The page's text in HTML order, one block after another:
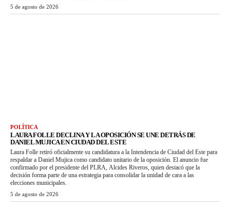
5 de agosto de 2026
POLÍTICA
LAURA FOLLE DECLINA Y LA OPOSICIÓN SE UNE DETRÁS DE
DANIEL MUJICA EN CIUDAD DEL ESTE
Laura Folle retiró oficialmente su candidatura a la Intendencia de Ciudad del Este para
respaldar a Daniel Mujica como candidato unitario de la oposición. El anuncio fue
confirmado por el presidente del PLRA, Alcides Riveros, quien destacó que la
decisión forma parte de una estrategia para consolidar la unidad de cara a las
elecciones municipales.
5 de agosto de 2026